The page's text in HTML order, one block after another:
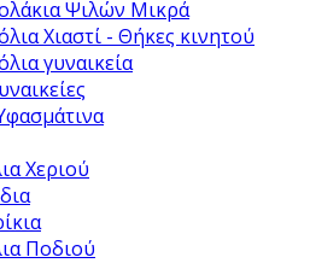
Ψιλών Μικρά
Χιαστί - Θήκες κινητού
γυναικεία
Χεριού
Ποδιού